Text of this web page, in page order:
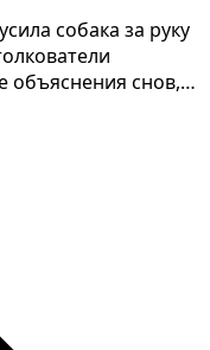
собака за руку
объяснения снов,